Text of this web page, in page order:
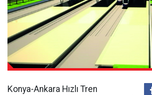
Konya-Ankara Hızlı Tren